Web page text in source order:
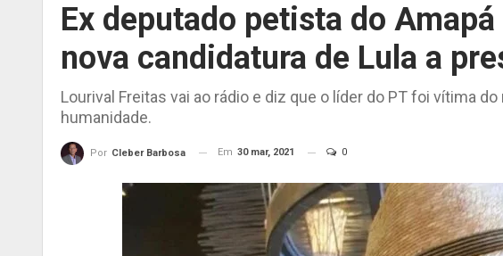
Ex deputado petista do
nova candidatura de Lula a
Lourival Freitas vai ao rádio e diz que o líder do PT foi vítima
humanidade.
Por Cleber Barbosa Em 30 mar, 2021 0